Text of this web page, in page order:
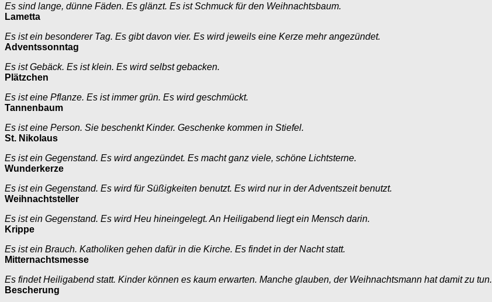
Es sind lange, dünne Fäden. Es glänzt. Es ist Schmuck für den Weihnachtsbaum.
Lametta
Es ist ein besonderer Tag. Es gibt davon vier. Es wird jeweils eine Kerze mehr angezündet.
Adventssonntag
Es ist Gebäck. Es ist klein. Es wird selbst gebacken.
Plätzchen
Es ist eine Pflanze. Es ist immer grün. Es wird geschmückt.
Tannenbaum
Es ist eine Person. Sie beschenkt Kinder. Geschenke kommen in Stiefel.
St. Nikolaus
Es ist ein Gegenstand. Es wird angezündet. Es macht ganz viele, schöne Lichtsterne.
Wunderkerze
Es ist ein Gegenstand. Es wird für Süßigkeiten benutzt. Es wird nur in der Adventszeit benutzt.
Weihnachtsteller
Es ist ein Gegenstand. Es wird Heu hineingelegt. An Heiligabend liegt ein Mensch darin.
Krippe
Es ist ein Brauch. Katholiken gehen dafür in die Kirche. Es findet in der Nacht statt.
Mitternachtsmesse
Es findet Heiligabend statt. Kinder können es kaum erwarten. Manche glauben, der Weihnachtsmann hat damit zu tun.
Bescherung